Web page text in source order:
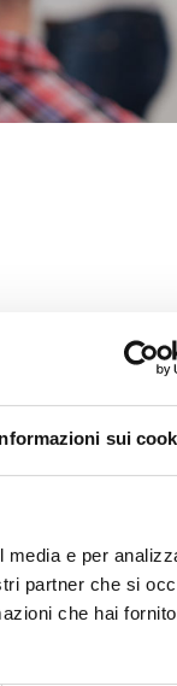
sui
media e per
partner che si
che hai
iniziative
presso le proprie
di studi
“ospitanti” sedi